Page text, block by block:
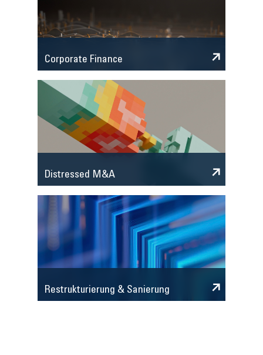
Corporate Finance
Distressed M&A
Restrukturierung & Sanierung